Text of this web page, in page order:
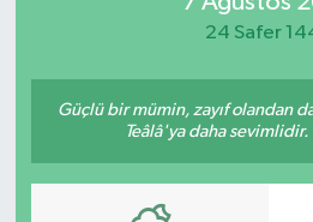
24 Safer
Güçlü bir mümin, zayıf olandan
Teâlâ'ya daha
Özel
Resmi İlanlar